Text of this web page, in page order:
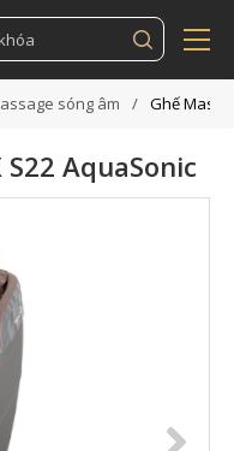
sóng âm Ghế
S22 AquaSonic